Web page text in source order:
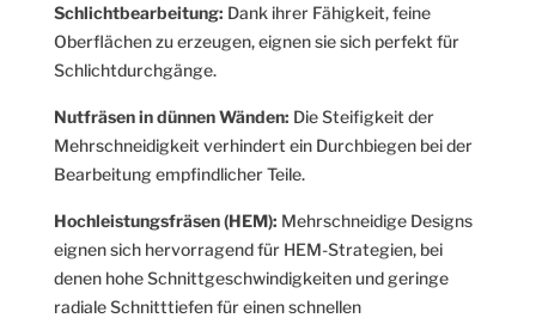
Schlichtbearbeitung: Dank ihrer Fähigkeit, feine
Oberflächen zu erzeugen, eignen sie sich perfekt für
Schlichtdurchgänge.
Nutfräsen in dünnen Wänden: Die Steifigkeit der
Mehrschneidigkeit verhindert ein Durchbiegen bei der
Bearbeitung empfindlicher Teile.
Hochleistungsfräsen (HEM): Mehrschneidige Designs
eignen sich hervorragend für HEM-Strategien, bei
denen hohe Schnittgeschwindigkeiten und geringe
radiale Schnitttiefen für einen schnellen